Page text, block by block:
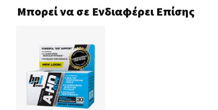
Μπορεί να σε Ενδιαφέρει Επίσης